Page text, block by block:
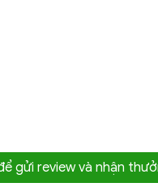
gửi review và nhận